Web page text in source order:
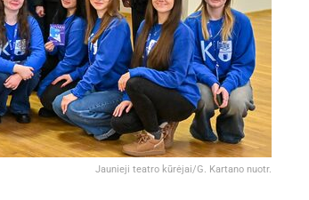
Jaunieji teatro kūrėjai/G. Kartano nuotr.